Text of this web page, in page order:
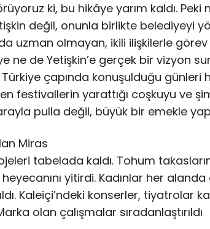
ki, bu hikâye yarım kaldı.
değil, onunla birlikte belediyeyi
uzman olmayan, ikili ilişkilerle
ne de Yetişkin’e gerçek bir vizyon
Türkiye çapında konuşulduğu günleri
festivallerin yarattığı coşkuyu ve
pulla değil, büyük bir emekle
Miras
tabelada kaldı. Tohum
yitirdi. Kadınlar her
Kaleiçi’ndeki konserler, tiyatrolar
olan çalışmalar sıradanlaştırıldı